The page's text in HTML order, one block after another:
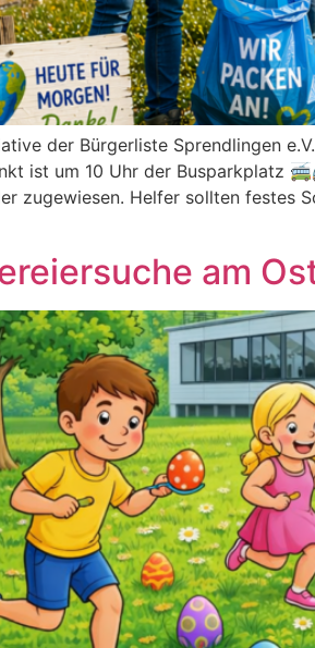
der Bürgerliste Sprendlingen
ist um 10 Uhr der Busparkplatz
zugewiesen. Helfer sollten festes
am